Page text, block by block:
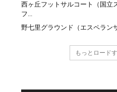
西ヶ丘フットサルコート（国立
フ...
野七里グラウンド（エスペランサ
もっとロード